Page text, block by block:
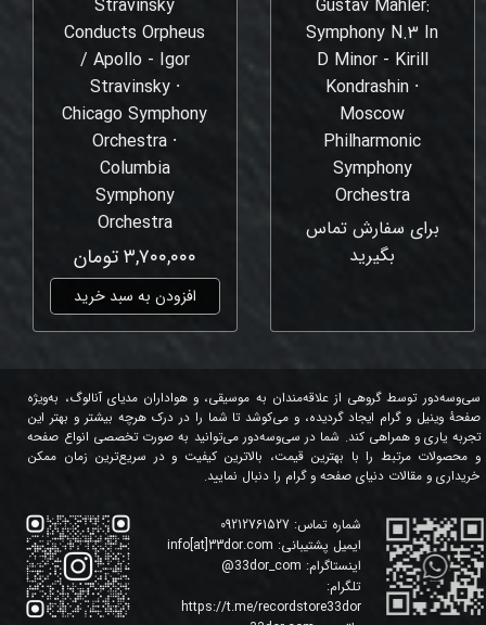
Gustav Mahler:
Symphony N.3 In
D Minor - Kirill
Kondrashin ⸱
Moscow
Philharmonic
Symphony
Orchestra
برای سفارش تماس
بگیرید
Stravinsky
Conducts Orpheus
/ Apollo - Igor
Stravinsky ⸱
Chicago Symphony
Orchestra ⸱
Columbia
Symphony
Orchestra
۳,۷۰۰,۰۰۰ تومان
افزودن به سبد خرید
شماره تماس:
ایمیل پشتیبانی: info[at]33dor.com
اینستاگرام: 33dor_com
@
تلگرام:
https://t.me/recordstore33dor
سی‌وسه‌دور توسط گروهی از علاقه‌مندان به موسیقی، و هواداران مدیای آنالوگ، به‌ویژه
صفحۀ وینیل و گرام ایجاد گردیده، و می‌کوشد تا شما را در درک هرچه بیشتر و بهتر این
تجربه یاری و همراهی کند. شما در سی‌وسه‌دور می‌توانید به صورت تخصصی انواع صفحه
و محصولات مرتبط را با بهترین قیمت، بالاترین کیفیت و در سریع‌ترین زمان ممکن
خریداری و مقالات دنیای صفحه و گرام را دنبال نمایید.